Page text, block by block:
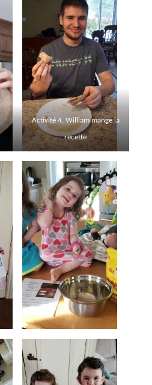
Activité 4, William mange la
recette